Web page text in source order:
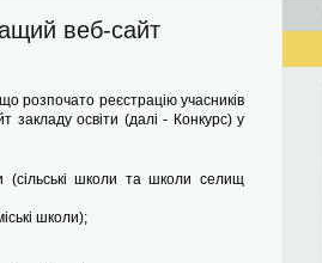
веб-сайт
розпочато реєстрацію учасників
закладу освіти (далі - Конкурс) у
(сільські школи та школи селищ
школи);